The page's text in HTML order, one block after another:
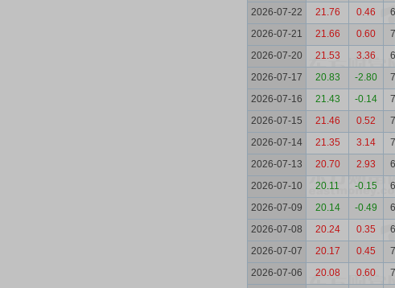
2026-07-22
21.76 0.46
2026-07-21
21.66 0.60
2026-07-20
21.53 3.36
2026-07-17
20.83 -2.80
2026-07-16
21.43 -0.14
2026-07-15
21.46 0.52
2026-07-14
21.35 3.14
2026-07-13
20.70 2.93
2026-07-10
20.11 -0.15
2026-07-09
20.14 -0.49
2026-07-08
20.24 0.35
2026-07-07
20.17 0.45
2026-07-06
20.08 0.60